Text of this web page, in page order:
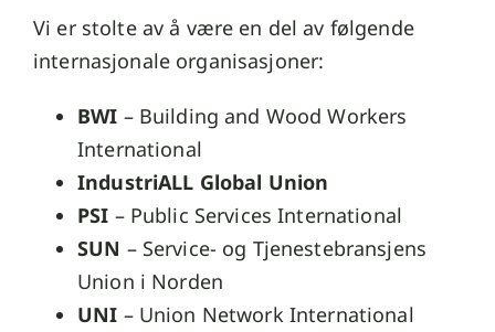
Vi er stolte av å være en del av følgende
internasjonale organisasjoner:
BWI – Building and Wood Workers
International
IndustriALL Global Union
PSI – Public Services International
SUN – Service- og Tjenestebransjens
Union i Norden
UNI – Union Network International